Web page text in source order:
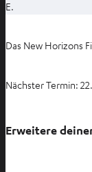
E.
Das New Horizons
Nächster Termin:
Erweitere